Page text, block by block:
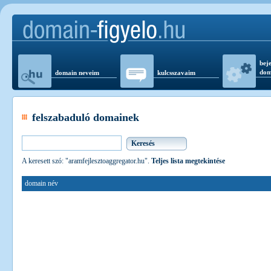
domain neveim kulcsszavaim
felszabaduló domainek
A keresett szó: "aramfejlesztoaggregator.hu". Teljes lista megtekintése
domain név